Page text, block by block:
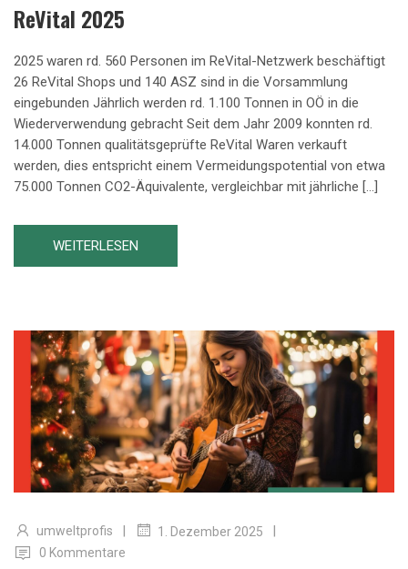
ReVital 2025
2025 waren rd. 560 Personen im ReVital-Netzwerk beschäftigt
26 ReVital Shops und 140 ASZ sind in die Vorsammlung
eingebunden Jährlich werden rd. 1.100 Tonnen in OÖ in die
Wiederverwendung gebracht Seit dem Jahr 2009 konnten rd.
14.000 Tonnen qualitätsgeprüfte ReVital Waren verkauft
werden, dies entspricht einem Vermeidungspotential von etwa
75.000 Tonnen CO2-Äquivalente, vergleichbar mit jährliche […]
WEITERLESEN
umweltprofis 1. Dezember 2025
0 Kommentare